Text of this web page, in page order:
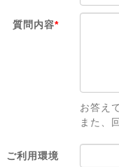
質問内容*
お答え
また、
ご利用環境